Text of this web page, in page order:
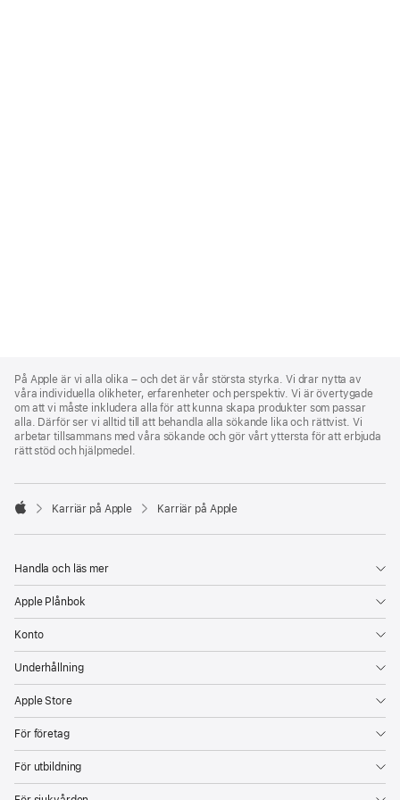
Footer
På Apple är vi alla olika – och det är vår största styrka. Vi drar nytta av
våra individuella olikheter, erfarenheter och perspektiv. Vi är övertygade
om att vi måste inkludera alla för att kunna skapa produkter som passar
alla. Därför ser vi alltid till att behandla alla sökande lika och rättvist. Vi
arbetar tillsammans med våra sökande och gör vårt yttersta för att erbjuda
rätt stöd och hjälpmedel.

Karriär på Apple Karriär på Apple
Handla och läs mer
Apple Plånbok
Konto
Underhållning
Apple Store
För företag
För utbildning